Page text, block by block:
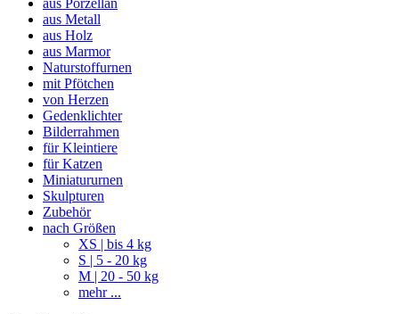
aus Porzellan
aus Metall
aus Holz
aus Marmor
Naturstoffurnen
mit Pfötchen
von Herzen
Gedenklichter
Bilderrahmen
für Kleintiere
für Katzen
Miniatururnen
Skulpturen
Zubehör
nach Größen
XS | bis 4 kg
S | 5 - 20 kg
M | 20 - 50 kg
mehr ...